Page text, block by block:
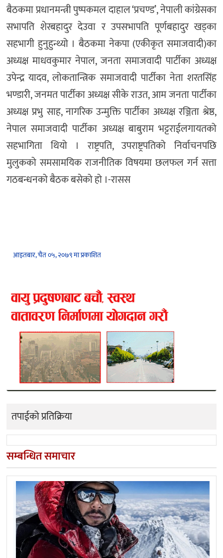
बैठकमा प्रधानमन्त्री पुष्पकमल दाहाल ‘प्रचण्ड’, नेपाली कांग्रेसका
सभापति शेरबहादुर देउवा र उपसभापति पूर्णबहादुर खड्का
सहभागी हुनुहुन्थ्यो । बैठकमा नेकपा (एकीकृत समाजवादी)का
अध्यक्ष माधवकुमार नेपाल, जनता समाजवादी पार्टीका अध्यक्ष
उपेन्द्र यादव, लोकतान्त्रिक समाजवादी पार्टीका नेता शरतसिंह
भण्डारी, जनमत पार्टीका अध्यक्ष सीके राउत, आम जनता पार्टीका
अध्यक्ष प्रभु साह, नागरिक उन्मुक्ति पार्टीका अध्यक्ष रञ्जिता श्रेष्ठ,
नेपाल समाजवादी पार्टीका अध्यक्ष बाबुराम भट्टराईलगायतको
सहभागिता थियो । राष्ट्रपति, उपराष्ट्रपतिको निर्वाचनपछि
मुलुकको समसामयिक राजनीतिक विषयमा छलफल गर्न सत्ता
गठबन्धनको बैठक बसेको हो ।-रासस
आइतबार, चैत ०५, २०७९ मा प्रकाशित
तपाईको प्रतिक्रिया
सम्बन्धित समाचार